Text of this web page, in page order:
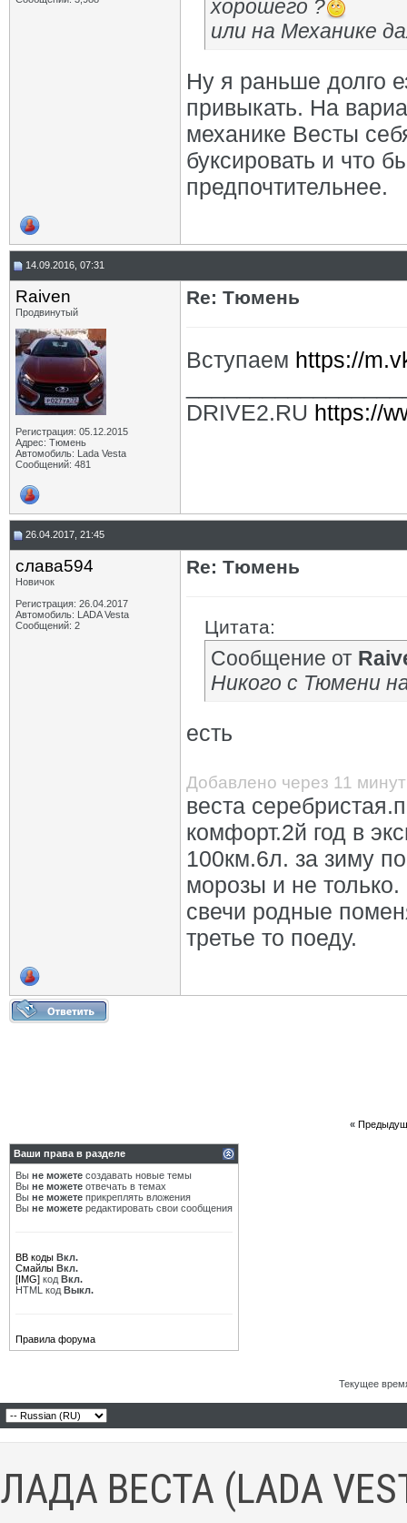
хорошего ?
или на Механике
Ну я раньше долго
привыкать. На
механике Весты
буксировать и что
предпочтительнее.
14.09.2016, 07:31
Raiven
Продвинутый
Регистрация: 05.12.2015
Адрес: Тюмень
Автомобиль: Lada Vesta
Сообщений: 481
Re: Тюмень
Вступаем https://
DRIVE2.RU https://
26.04.2017, 21:45
слава594
Новичок
Регистрация: 26.04.2017
Автомобиль: LADA Vesta
Сообщений: 2
Re: Тюмень
Цитата:
Сообщение от
Никого с Тюмени
есть
Добавлено через 11 минут
веста
комфорт.2й год в
100км.6л. за зиму
морозы и не только.
свечи родные
третье то поеду.
«
Ваши права в разделе
Вы не можете создавать новые темы
Вы не можете отвечать в темах
Вы не можете прикреплять вложения
Вы не можете редактировать свои сообщения
BB коды Вкл.
Смайлы Вкл.
[IMG] код Вкл.
HTML код Выкл.
Правила форума
Текущее
ЛАДА ВЕСТА (LADA